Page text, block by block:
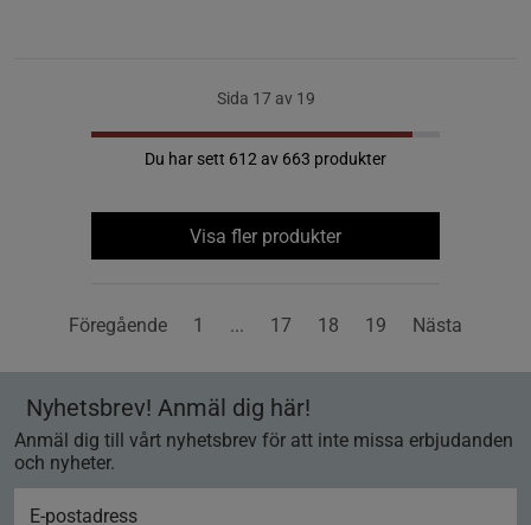
Sida 17 av 19
Du har sett 612 av 663 produkter
Visa fler produkter
Föregående 1 ... 17 18 19 Nästa
Nyhetsbrev! Anmäl dig här!
Anmäl dig till vårt nyhetsbrev för att inte missa erbjudanden
och nyheter.